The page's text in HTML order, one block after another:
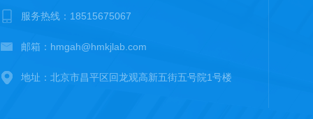
服务热线：18515675067
邮箱：hmgah@hmkjlab.com
地址：北京市昌平区回龙观高新五街五号院1号楼